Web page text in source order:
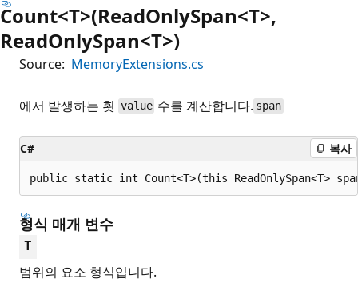
Count<T>(ReadOnlySpan<T>,
ReadOnlySpan<T>)
Source: MemoryExtensions.cs
에서 발생하는 횟 value 수를 계산합니다. span
C# 복사
public static int Count<T>(this ReadOnlySpan<T>
형식 매개 변수
T
범위의 요소 형식입니다.